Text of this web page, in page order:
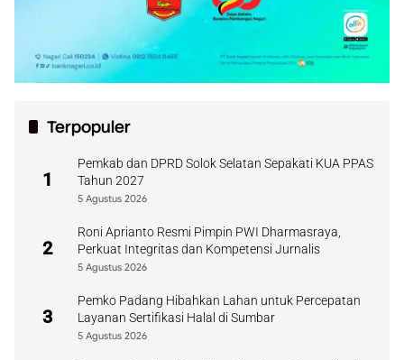
Terpopuler
1
Pemkab dan DPRD Solok Selatan Sepakati KUA PPAS
Tahun 2027
5 Agustus 2026
2
Roni Aprianto Resmi Pimpin PWI Dharmasraya,
Perkuat Integritas dan Kompetensi Jurnalis
5 Agustus 2026
3
Pemko Padang Hibahkan Lahan untuk Percepatan
Layanan Sertifikasi Halal di Sumbar
5 Agustus 2026